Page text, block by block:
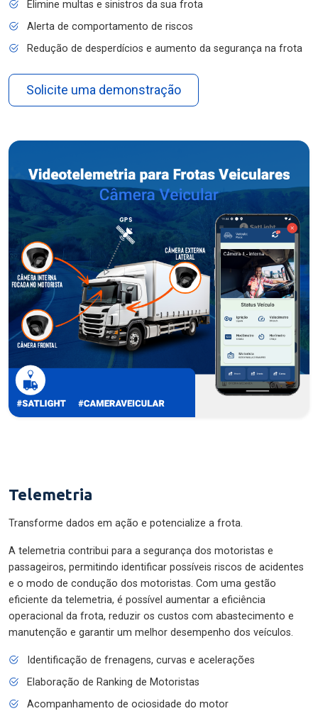
Elimine multas e sinistros da sua frota
Alerta de comportamento de riscos
Redução de desperdícios e aumento da segurança na frota
Solicite uma demonstração
Telemetria
Transforme dados em ação e potencialize a frota.
A telemetria contribui para a segurança dos motoristas e
passageiros, permitindo identificar possíveis riscos de acidentes
e o modo de condução dos motoristas. Com uma gestão
eficiente da telemetria, é possível aumentar a eficiência
operacional da frota, reduzir os custos com abastecimento e
manutenção e garantir um melhor desempenho dos veículos.
Identificação de frenagens, curvas e acelerações
Elaboração de Ranking de Motoristas
Acompanhamento de ociosidade do motor